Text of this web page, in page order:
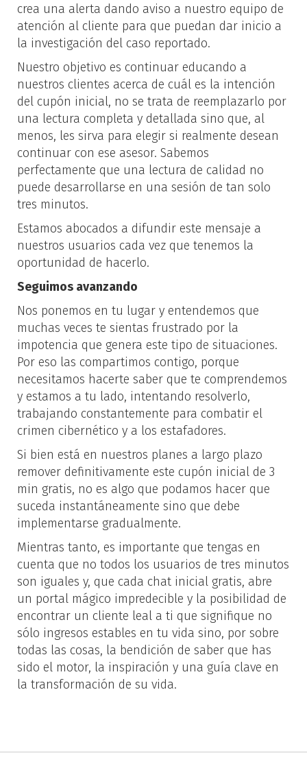
crea una alerta dando aviso a nuestro equipo de
atención al cliente para que puedan dar inicio a
la investigación del caso reportado.
Nuestro objetivo es continuar educando a
nuestros clientes acerca de cuál es la intención
del cupón inicial, no se trata de reemplazarlo por
una lectura completa y detallada sino que, al
menos, les sirva para elegir si realmente desean
continuar con ese asesor. Sabemos
perfectamente que una lectura de calidad no
puede desarrollarse en una sesión de tan solo
tres minutos.
Estamos abocados a difundir este mensaje a
nuestros usuarios cada vez que tenemos la
oportunidad de hacerlo.
Seguimos avanzando
Nos ponemos en tu lugar y entendemos que
muchas veces te sientas frustrado por la
impotencia que genera este tipo de situaciones.
Por eso las compartimos contigo, porque
necesitamos hacerte saber que te comprendemos
y estamos a tu lado, intentando resolverlo,
trabajando constantemente para combatir el
crimen cibernético y a los estafadores.
Si bien está en nuestros planes a largo plazo
remover definitivamente este cupón inicial de 3
min gratis, no es algo que podamos hacer que
suceda instantáneamente sino que debe
implementarse gradualmente.
Mientras tanto, es importante que tengas en
cuenta que no todos los usuarios de tres minutos
son iguales y, que cada chat inicial gratis, abre
un portal mágico impredecible y la posibilidad de
encontrar un cliente leal a ti que signifique no
sólo ingresos estables en tu vida sino, por sobre
todas las cosas, la bendición de saber que has
sido el motor, la inspiración y una guía clave en
la transformación de su vida.